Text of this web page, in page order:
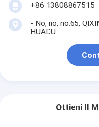
+86 13808867515
- No, no, no.65,
HUADU.
Ottieni Il